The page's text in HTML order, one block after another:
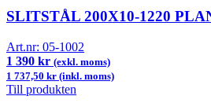
SLITSTÅL 200X10-1220
Art.nr: 05-1002
1 390 kr (exkl. moms)
1 737,50 kr (inkl. moms)
Till produkten